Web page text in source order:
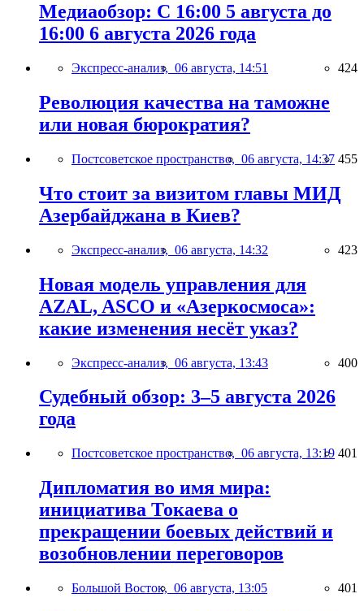
Медиаобзор: С 16:00 5 августа до
16:00 6 августа 2026 года
Экспресс-анализ, 06 августа, 14:51 424
Революция качества на таможне
или новая бюрократия?
Постсоветское пространство, 06 августа, 14:37 455
Что стоит за визитом главы МИД
Азербайджана в Киев?
Экспресс-анализ, 06 августа, 14:32 423
Новая модель управления для
AZAL, ASCO и «Азеркосмоса»:
какие изменения несёт указ?
Экспресс-анализ, 06 августа, 13:43 400
Судебный обзор: 3–5 августа 2026
года
Постсоветское пространство, 06 августа, 13:19 401
Дипломатия во имя мира:
инициатива Токаева о
прекращении боевых действий и
возобновлении переговоров
Большой Восток, 06 августа, 13:05 401